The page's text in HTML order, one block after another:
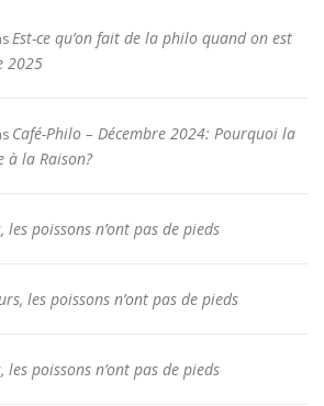
Est-ce qu’on fait de la philo quand on est
2025
Café-Philo – Décembre 2024: Pourquoi la
à la Raison?
les poissons n’ont pas de pieds
les poissons n’ont pas de pieds
les poissons n’ont pas de pieds